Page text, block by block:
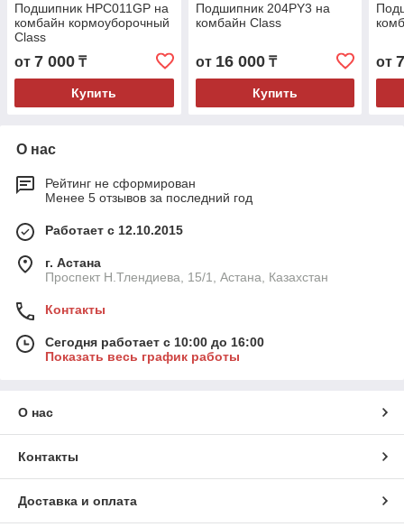
Подшипник HPC011GP на
комбайн кормоуборочный
Class
от 7 000 ₸
Купить
Подшипник 204PY3 на
комбайн Class
от 16 000₸
Купить
от
О нас
Рейтинг не сформирован
Менее 5 отзывов за последний год
Работает с 12.10.2015
г. Астана
Проспект Н.Тлендиева, 15/1, Астана, Казахстан
Контакты
Сегодня работает с 10:00 до 16:00
Показать весь график работы
О нас
Контакты
Доставка и оплата